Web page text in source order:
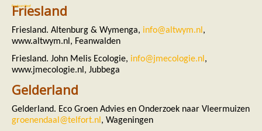
Gewone dwergvleermuis
Grijze grootoorvleermuis
Grote rosse vleermuis
Ingekorven vleermuis
Kleine en grote hoefijzerneus
Laatvlieger
Meervleermuis
Mopsvleermuis
Noordse vleermuis
Rosse vleermuis
Ruige dwergvleermuis
Tweekleurige vleermuis
Paul van Hoof
Friesland
Friesland. Altenburg & Wymenga, info@altwym.nl ,
www.altwym.nl, Feanwalden
Friesland. John Melis Ecologie, info@jmecologie.nl ,
www.jmecologie.nl, Jubbega
Gelderland
Gelderland. Eco Groen Advies en Onderzoek naar Vleermuizen
groenendaal@telfort.nl , Wageningen